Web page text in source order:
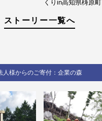
くりin高知県梼原町
ストーリー一覧へ
人様からのご寄付：企業の森